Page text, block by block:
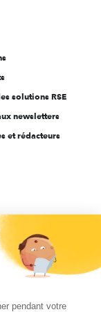
solutions RSE
newsletters
et rédacteurs
pendant votre